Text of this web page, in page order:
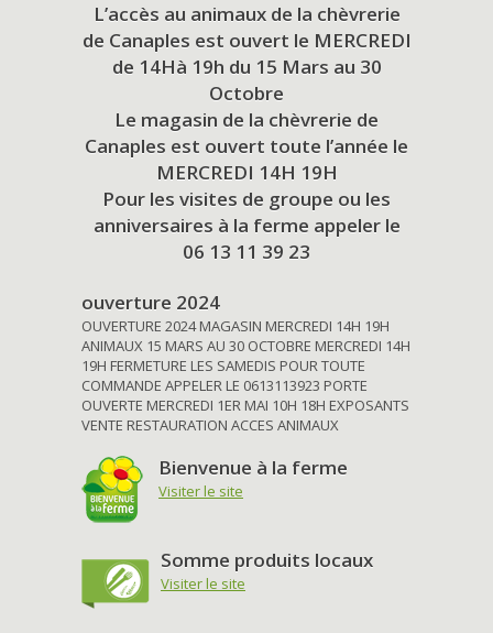
L’accès au animaux de la chèvrerie
de Canaples est ouvert le MERCREDI
de 14Hà 19h du 15 Mars au 30
Octobre
Le magasin de la chèvrerie de
Canaples est ouvert toute l’année le
MERCREDI 14H 19H
Pour les visites de groupe ou les
anniversaires à la ferme appeler le
06 13 11 39 23
ouverture 2024
OUVERTURE 2024 MAGASIN MERCREDI 14H 19H
ANIMAUX 15 MARS AU 30 OCTOBRE MERCREDI 14H
19H FERMETURE LES SAMEDIS POUR TOUTE
COMMANDE APPELER LE 0613113923 PORTE
OUVERTE MERCREDI 1ER MAI 10H 18H EXPOSANTS
VENTE RESTAURATION ACCES ANIMAUX
Bienvenue à la ferme
Visiter le site
Somme produits locaux
Visiter le site